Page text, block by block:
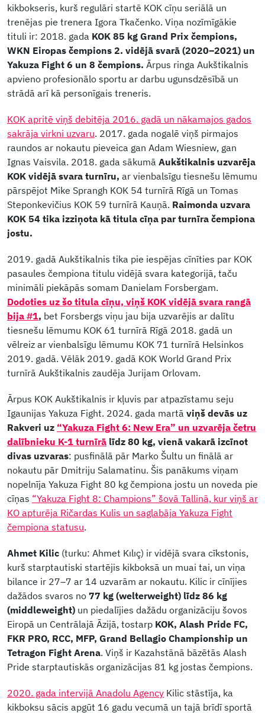
kikbokseris, kurš regulāri startē KOK cīņu seriālā un
trenējas pie trenera Igora Tkačenko. Viņa nozīmīgākie
tituli ir: 2018. gada KOK 85 kg Grand Prix čempions,
WKN Eiropas čempions 2. vidējā svarā (2020–2021) un
Yakuza Fight 6 un 8 čempions. Ārpus ringa Aukštikalnis
apvieno profesionālo sportu ar darbu ugunsdzēsībā un
strādā arī kā personīgais treneris.
KOK apritē viņš debitēja 2016. gadā un nākamajos gados
sakrāja virkni uzvaru. 2017. gada nogalē viņš pirmajos
raundos ar nokautu pieveica gan Adam Wiesniew, gan
Ignas Vaisvila. 2018. gada sākumā Aukštikalnis uzvarēja
KOK vidējā svara turnīru, ar vienbalsīgu tiesnešu lēmumu
pārspējot Mike Sprangh KOK 54 turnīrā Rīgā un Tomas
Steponkevičius KOK 59 turnīrā Kauņā. Raimonda uzvara
KOK 54 tika izziņota kā titula cīņa par turnīra čempiona
jostu.
2019. gadā Aukštikalnis tika pie iespējas cīnīties par KOK
pasaules čempiona titulu vidējā svara kategorijā, taču
minimāli piekāpās somam Danielam Forsbergam.
Dodoties uz šo titula cīņu, viņš KOK vidējā svara rangā
bija #1, bet Forsbergs viņu jau bija uzvarējis ar dalītu
tiesnešu lēmumu KOK 61 turnīrā Rīgā 2018. gadā un
vēlreiz ar vienbalsīgu lēmumu KOK 71 turnīrā Helsinkos
2019. gadā. Vēlāk 2019. gadā KOK World Grand Prix
turnīrā Aukštikalnis zaudēja Jurijam Orlovam.
Ārpus KOK Aukštikalnis ir kļuvis par atpazīstamu seju
Igaunijas Yakuza Fight. 2024. gada martā viņš devās uz
Rakveri uz “Yakuza Fight 6: New Era” un uzvarēja četru
dalībnieku K-1 turnīrā līdz 80 kg, vienā vakarā izcīnot
divas uzvaras: pusfinālā pār Marko Šultu un finālā ar
nokautu pār Dmitriju Salamatinu. Šis panākums viņam
nopelnīja Yakuza Fight 80 kg čempiona jostu un noveda pie
cīņas “Yakuza Fight 8: Champions” šovā Tallinā, kur viņš ar
KO apturēja Ričardas Kulis un saglabāja Yakuza Fight
čempiona statusu.
Ahmet Kilic (turku: Ahmet Kılıç) ir vidējā svara cīkstonis,
kurš starptautiski startējis kikboksā un muai tai, un viņa
bilance ir 27–7 ar 14 uzvarām ar nokautu. Kilic ir cīnījies
dažādos svaros no 77 kg (welterweight) līdz 86 kg
(middleweight) un piedalījies dažādu organizāciju šovos
Eiropā un Centrālajā Āzijā, tostarp KOK, Alash Pride FC,
FKR PRO, RCC, MFP, Grand Bellagio Championship un
Tetragon Fight Arena. Viņš ir Kazahstānā bāzētās Alash
Pride starptautiskās organizācijas 81 kg jostas čempions.
2020. gada intervijā Anadolu Agency Kilic stāstīja, ka
kikboksu sācis apgūt 16 gadu vecumā un tajā brīdī sportā